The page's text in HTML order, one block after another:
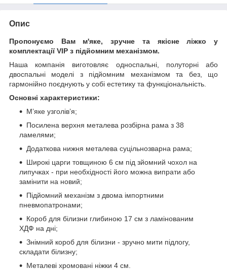
Опис
Пропонуємо Вам м'яке, зручне та якiсне ліжко у
комплектації VIP з підйомним механізмом.
Наша компанія виготовляє односпальні, полуторні або
двоспальні моделі з підйомним механізмом та без, що
гармонійно поєднують у собі естетику та функціональність.
Основні характеристики:
М’яке узголів’я;
Посилена верхня металева розбірна рама з 38
ламелями;
Додаткова нижня металева суцільнозварна рама;
Широкі царги товщиною 6 см під зйомний чохол на
липучках - при необхідності його можна випрати або
замінити на новий;
Підйомний механізм з двома імпортними
пневмопатронами;
Короб для білизни глибиною 17 см з ламінованим
ХДФ на дні;
Знімний короб для білизни - зручно мити підлогу,
складати білизну;
Металеві хромовані ніжки 4 см.